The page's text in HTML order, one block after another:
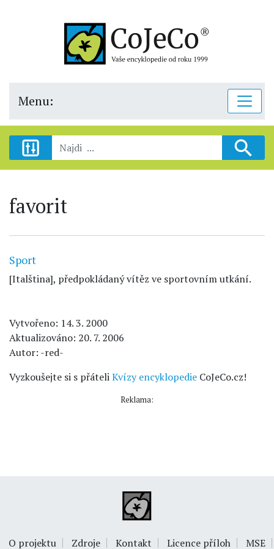
Menu:
favorit
Sport
[Italština], předpokládaný vítěz ve sportovním utkání.
Vytvořeno: 14. 3. 2000
Aktualizováno: 20. 7. 2006
Autor: -red-
Vyzkoušejte si s přáteliKvízy encyklopedie CoJeCo.cz!
Reklama:
O projektu Zdroje Kontakt Licence příloh MSE